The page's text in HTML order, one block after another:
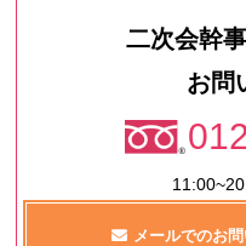
二次会幹
お問
メールでのお